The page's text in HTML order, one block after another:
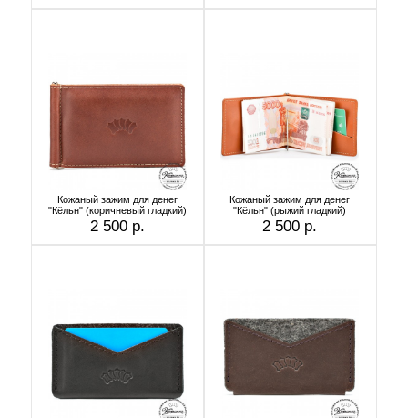
Кожаный зажим для денег
"Кёльн" (коричневый гладкий)
2 500 р.
Кожаный зажим для денег
"Кёльн" (рыжий гладкий)
2 500 р.